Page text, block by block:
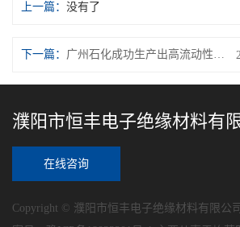
上一篇： 没有了
下一篇： 广州石化成功生产出高流动性聚丙烯
濮阳市恒丰电子绝缘材料有
在线咨询
Copyright © 濮阳市恒丰电子绝缘材料有限公